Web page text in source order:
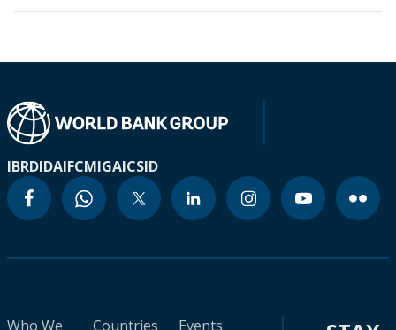
IBRDIDAIFCMIGAICSID
Who We
Countries
Events